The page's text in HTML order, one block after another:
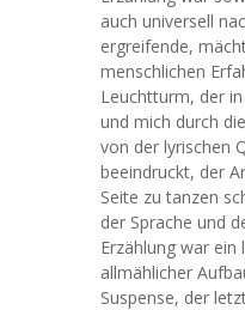
auch universell
ergreifende,
menschlichen
Leuchtturm, der
und mich durch
von der lyrischen
beeindruckt, der
Seite zu tanzen
der Sprache und
Erzählung war ein
allmählicher
Suspense, der